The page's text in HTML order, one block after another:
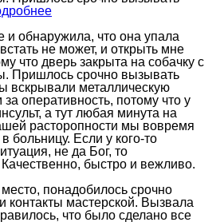
обнаружила, что она упала
не может, и открыть мне
что дверь закрыта на собачку с
Пришлось срочно вызывать
вскрывали металлическую
оперативность, потому что у
а тут любая минута на
расторопности мы вовремя
больницу. Если у кого-то
не да Бог, то
быстро и вежливо.
понадобилось срочно
контакты мастерской. Вызвала
что было сделано все